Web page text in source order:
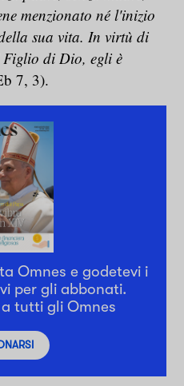
menzionato né l'inizio
sua vita. In virtù di
Figlio di Dio, egli è
7, 3).
Omnes e godetevi i
per gli abbonati.
tutti gli Omnes